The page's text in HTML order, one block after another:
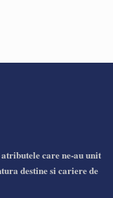
care ne-au unit
destine si cariere de